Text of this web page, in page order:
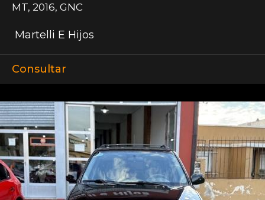
MT, 2016, GNC
Martelli E Hijos
Consultar